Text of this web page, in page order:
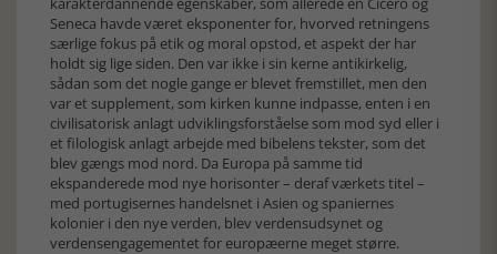
Seneca havde været eksponenter for, hvorved retningens
særlige fokus på etik og moral opstod, et aspekt der har
holdt sig lige siden. Den var ikke i sin kerne antikirkelig,
sådan som det nogle gange er blevet fremstillet, men den
var et supplement, som kirken kunne indpasse, enten i en
civilisatorisk anlagt udviklingsforståelse som mod syd eller i
et filologisk anlagt arbejde med bibelens tekster, som det
blev gængs mod nord. Da Europa på samme tid
ekspanderede mod nye horisonter – deraf værkets titel –
med portugisernes handelsnet i Asien og spaniernes
kolonier i den nye verden, blev verdensudsynet og
verdensengagementet for europæerne meget større.